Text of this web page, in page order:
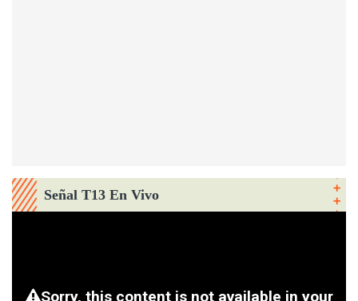
Señal T13 En Vivo